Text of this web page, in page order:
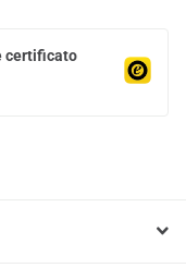
certificato